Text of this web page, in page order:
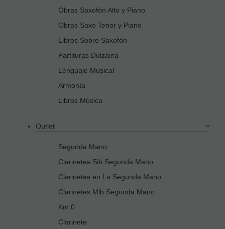
Obras Saxofón Alto y Piano
Obras Saxo Tenor y Piano
Libros Sobre Saxofón
Partituras Dulzaina
Lenguaje Musical
Armonía
Libros Música
Outlet
Segunda Mano
Clarinetes Sib Segunda Mano
Clarinetes en La Segunda Mano
Clarinetes Mib Segunda Mano
Km 0
Clarinete